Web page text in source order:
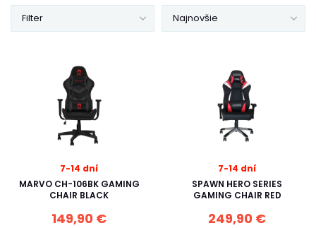
Najnovšie
Filter
7-14 dní
MARVO CH-106BK GAMING
CHAIR BLACK
149,90 €
7-14 dní
SPAWN HERO SERIES
GAMING CHAIR RED
249,90 €